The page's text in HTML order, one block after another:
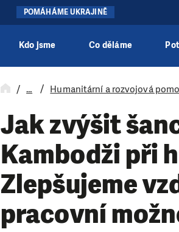
POMÁHÁME UKRAJINĚ
Kdo jsme Co děláme
… Humanitární a rozvojová
Jak zvýšit
Kambodži při
Zlepšujeme
pracovní